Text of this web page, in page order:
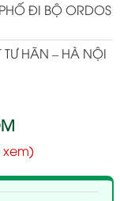
ĐI BỘ ORDOS
HÃN – HÀ NỘI